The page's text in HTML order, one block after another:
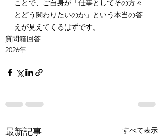
ことで、ご自身が「仕事としてその方々
とどう関わりたいのか」という本当の答
えが見えてくるはずです。
質問箱回答
2026年
最新記事 すべて表示